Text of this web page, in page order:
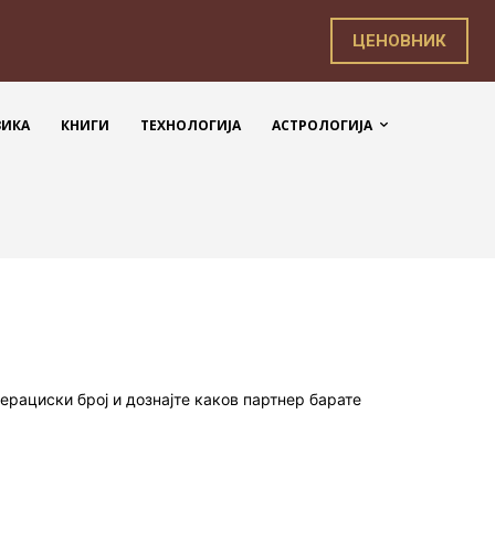
ЦЕНОВНИК
КНИГИ ТЕХНОЛОГИЈА АСТРОЛОГИЈА